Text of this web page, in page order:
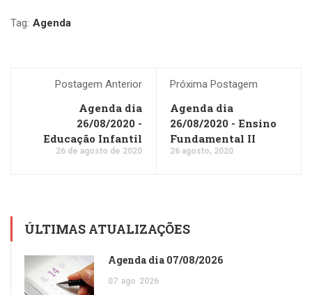
Tag: Agenda
Postagem Anterior
Agenda dia
26/08/2020 -
Educação Infantil
26 de agosto de 2020
Próxima Postagem
Agenda dia
26/08/2020 - Ensino
Fundamental II
26 agosto, 2020
ÚLTIMAS ATUALIZAÇÕES
Agenda dia 07/08/2026
07 ago 2026